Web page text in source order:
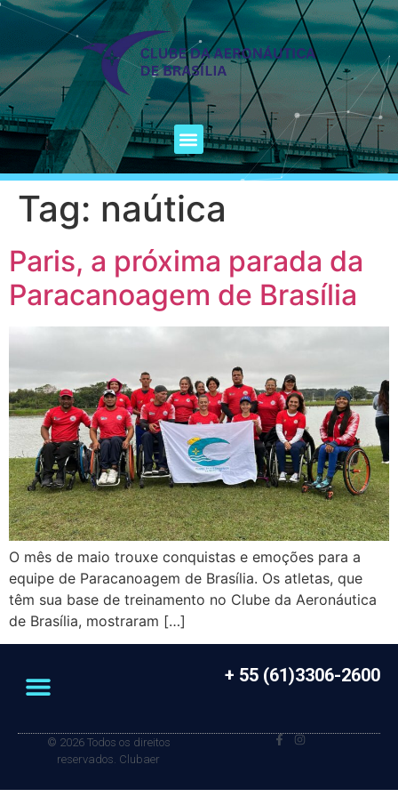
Tag: naútica
Paris, a próxima parada da
Paracanoagem de Brasília
O mês de maio trouxe conquistas e emoções para a
equipe de Paracanoagem de Brasília. Os atletas, que
têm sua base de treinamento no Clube da Aeronáutica
de Brasília, mostraram […]
+ 55 (61)3306-2600
© 2026 Todos os direitos
reservados. Clubaer